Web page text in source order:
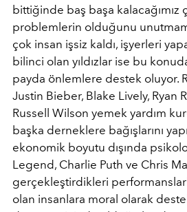
bittiğinde baş başa
problemlerin olduğunu
çok insan işsiz kaldı, işyerleri
bilinci olan yıldızlar ise bu
payda önlemlere destek oluyor.
Justin Bieber, Blake Lively, Ryan
Russell Wilson yemek yardım
başka derneklere bağışlarını
ekonomik boyutu dışında
Legend, Charlie Puth ve Chris
gerçekleştirdikleri
olan insanlara moral olarak